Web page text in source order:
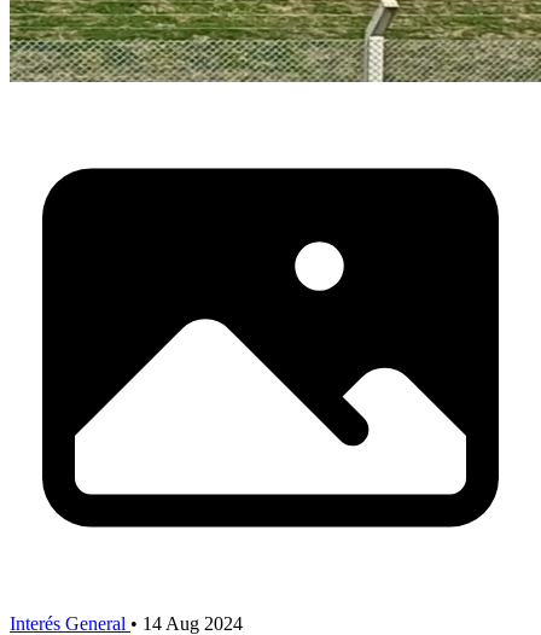
Interés General • 14 Aug 2024